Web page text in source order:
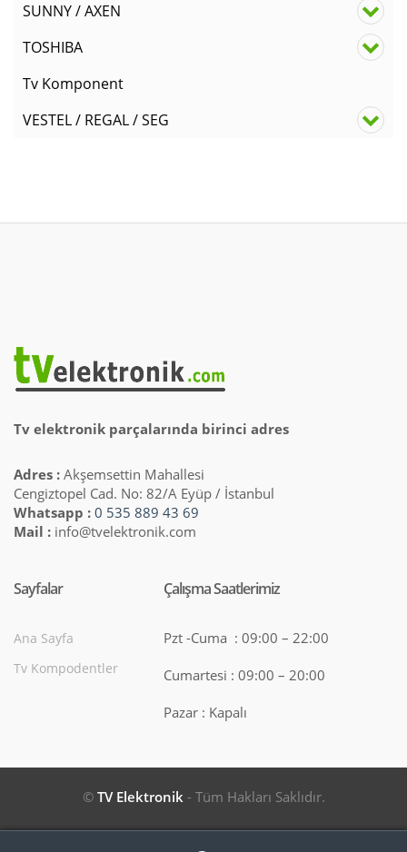
SUNNY / AXEN
TOSHIBA
Tv Komponent
VESTEL / REGAL / SEG
Tv elektronik parçalarında birinci adres
Adres : Akşemsettin Mahallesi
Cengiztopel Cad. No: 82/A Eyüp / İstanbul
Whatsapp : 0 535 889 43 69
Mail : info@tvelektronik.com
Sayfalar
Ana Sayfa
Tv Kompodentler
Çalışma Saatlerimiz
Pzt -Cuma : 09:00 – 22:00
Cumartesi : 09:00 – 20:00
Pazar : Kapalı
© TV Elektronik- Tüm Hakları Saklıdır.